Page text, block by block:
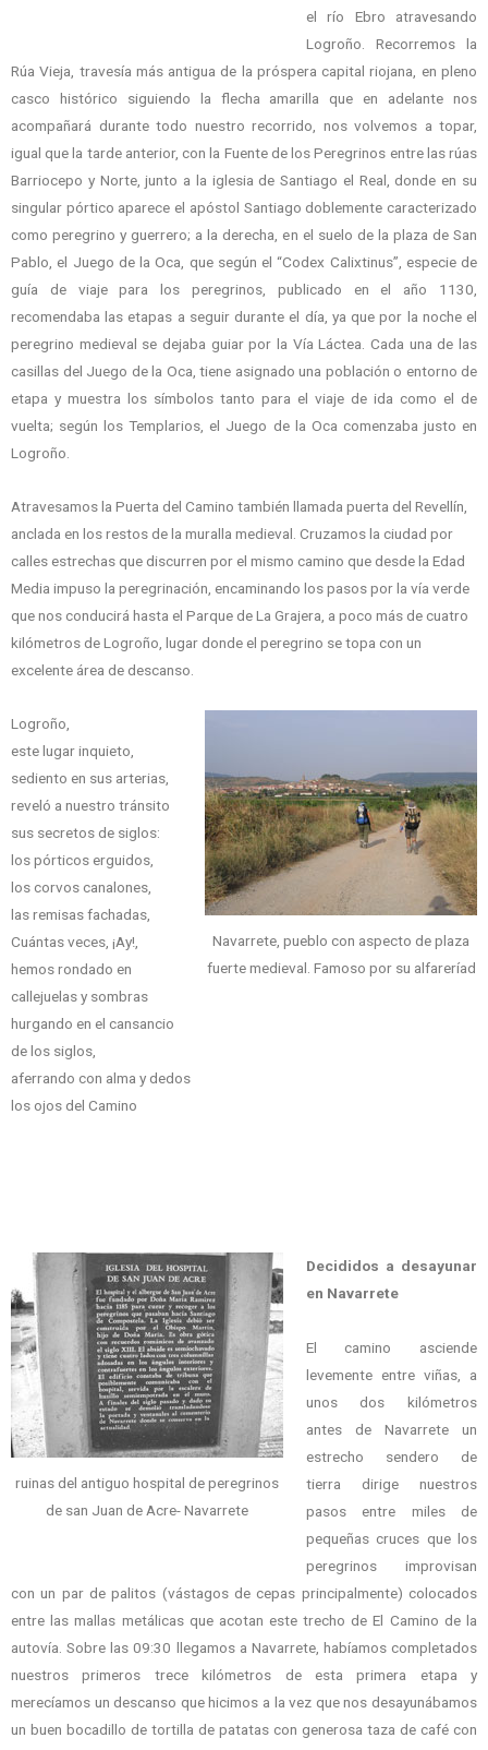
el río Ebro atravesando
Logroño. Recorremos la
Rúa Vieja, travesía más antigua de la próspera capital riojana, en pleno
casco histórico siguiendo la flecha amarilla que en adelante nos
acompañará durante todo nuestro recorrido, nos volvemos a topar,
igual que la tarde anterior, con la Fuente de los Peregrinos entre las rúas
Barriocepo y Norte, junto a la iglesia de Santiago el Real, donde en su
singular pórtico aparece el apóstol Santiago doblemente caracterizado
como peregrino y guerrero; a la derecha, en el suelo de la plaza de San
Pablo, el Juego de la Oca, que según el “Codex Calixtinus”, especie de
guía de viaje para los peregrinos, publicado en el año 1130,
recomendaba las etapas a seguir durante el día, ya que por la noche el
peregrino medieval se dejaba guiar por la Vía Láctea. Cada una de las
casillas del Juego de la Oca, tiene asignado una población o entorno de
etapa y muestra los símbolos tanto para el viaje de ida como el de
vuelta; según los Templarios, el Juego de la Oca comenzaba justo en
Logroño.
Atravesamos la Puerta del Camino también llamada puerta del Revellín,
anclada en los restos de la muralla medieval. Cruzamos la ciudad por
calles estrechas que discurren por el mismo camino que desde la Edad
Media impuso la peregrinación, encaminando los pasos por la vía verde
que nos conducirá hasta el Parque de La Grajera, a poco más de cuatro
kilómetros de Logroño, lugar donde el peregrino se topa con un
excelente área de descanso.
Navarrete, pueblo con aspecto de plaza
fuerte medieval. Famoso por su alfareríad
Logroño,
este lugar inquieto,
sediento en sus arterias,
reveló a nuestro tránsito
sus secretos de siglos:
los pórticos erguidos,
los corvos canalones,
las remisas fachadas,
Cuántas veces, ¡Ay!,
hemos rondado en
callejuelas y sombras
hurgando en el cansancio
de los siglos,
aferrando con alma y dedos
los ojos del Camino
ruinas del antiguo hospital de peregrinos
de san Juan de Acre- Navarrete
Decididos a desayunar
en Navarrete
El camino asciende
levemente entre viñas, a
unos dos kilómetros
antes de Navarrete un
estrecho sendero de
tierra dirige nuestros
pasos entre miles de
pequeñas cruces que los
peregrinos improvisan
con un par de palitos (vástagos de cepas principalmente) colocados
entre las mallas metálicas que acotan este trecho de El Camino de la
autovía. Sobre las 09:30 llegamos a Navarrete, habíamos completados
nuestros primeros trece kilómetros de esta primera etapa y
merecíamos un descanso que hicimos a la vez que nos desayunábamos
un buen bocadillo de tortilla de patatas con generosa taza de café con